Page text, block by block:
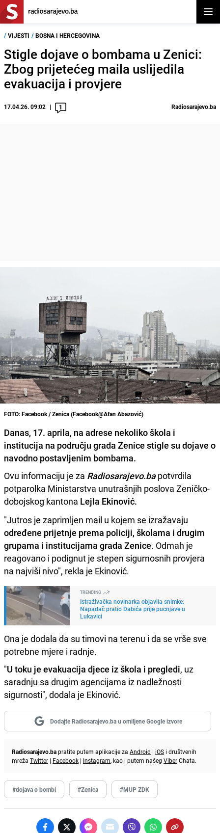
/ VIJESTI / BOSNA I HERCEGOVINA
Stigle dojave o bombama u Zenici:
Zbog prijetećeg maila uslijedila
evakuacija i provjere
17.04.26. 09:02 1 Radiosarajevo.ba
FOTO: Facebook / Zenica (Facebook@Afan Abazović)
Danas, 17. aprila, na adrese nekoliko škola i
institucija na području grada Zenice stigle su dojave o
navodno postavljenim bombama.
Ovu informaciju je za Radiosarajevo.bapotvrdila
potparolka Ministarstva unutrašnjih poslova Zeničko-
dobojskog kantona Lejla Ekinović.
"Jutros je zaprimljen mail u kojem se izražavaju
određene prijetnje prema policiji, školama i drugim
grupama i institucijama grada Zenice. Odmah je
reagovano i podignut je stepen sigurnosnih provjera
na najviši nivo", rekla je Ekinović.
TRENDING
Istraživačka novinarka objavila snimke:
Napadač pratio Dabića prije pucnjave u
Lukavici
Ona je dodala da su timovi na terenu i da se vrše sve
potrebne mjere i radnje.
"U toku je evakuacija djece iz škola i pregledi, uz
saradnju sa drugim agencijama iz nadležnosti
sigurnosti", dodala je Ekinović.
Dodajte Radiosarajevo.ba u omiljene Google izvore
Radiosarajevo.bapratite putem aplikacije za Android | iOS i društvenih
mreža Twitter | Facebook | Instagram, kao i putem našeg ViberChata.
#dojava o bombi #Zenica #MUP ZDK